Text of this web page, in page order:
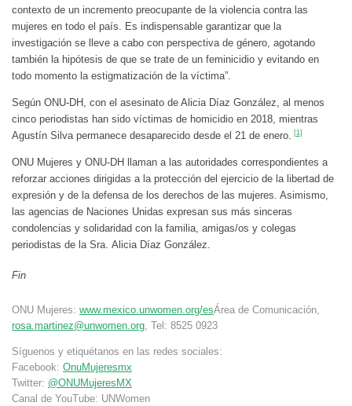
contexto de un incremento preocupante de la violencia contra las
mujeres en todo el país. Es indispensable garantizar que la
investigación se lleve a cabo con perspectiva de género, agotando
también la hipótesis de que se trate de un feminicidio y evitando en
todo momento la estigmatización de la víctima”.
Según ONU-DH, con el asesinato de Alicia Díaz González, al menos
cinco periodistas han sido víctimas de homicidio en 2018, mientras
Agustín Silva permanece desaparecido desde el 21 de enero. [1]
ONU Mujeres y ONU-DH llaman a las autoridades correspondientes a
reforzar acciones dirigidas a la protección del ejercicio de la libertad de
expresión y de la defensa de los derechos de las mujeres. Asimismo,
las agencias de Naciones Unidas expresan sus más sinceras
condolencias y solidaridad con la familia, amigas/os y colegas
periodistas de la Sra. Alicia Díaz González.
Fin
ONU Mujeres: www.mexico.unwomen.org/esÁrea de Comunicación,
rosa.martinez@unwomen.org, Tel: 8525 0923
Síguenos y etiquétanos en las redes sociales:
Facebook: OnuMujeresmx
Twitter: @ONUMujeresMX
Canal de YouTube: UNWomen